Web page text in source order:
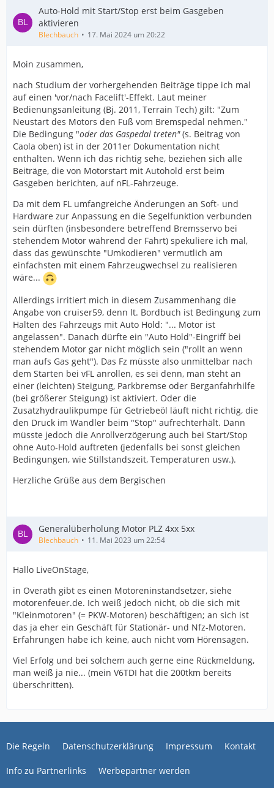
Auto-Hold mit Start/Stop erst beim Gasgeben
aktivieren
Blechbauch 17. Mai 2024 um 20:22
Moin zusammen,
nach Studium der vorhergehenden Beiträge tippe ich mal
auf einen 'vor/nach Facelift'-Effekt. Laut meiner
Bedienungsanleitung (Bj. 2011, Terrain Tech) gilt: "Zum
Neustart des Motors den Fuß vom Bremspedal nehmen."
Die Bedingung "oder das Gaspedal treten"(s. Beitrag von
Caola oben) ist in der 2011er Dokumentation nicht
enthalten. Wenn ich das richtig sehe, beziehen sich alle
Beiträge, die von Motorstart mit Autohold erst beim
Gasgeben berichten, auf nFL-Fahrzeuge.
Da mit dem FL umfangreiche Änderungen an Soft- und
Hardware zur Anpassung en die Segelfunktion verbunden
sein dürften (insbesondere betreffend Bremsservo bei
stehendem Motor während der Fahrt) spekuliere ich mal,
dass das gewünschte "Umkodieren" vermutlich am
einfachsten mit einem Fahrzeugwechsel zu realisieren
wäre...
Allerdings irritiert mich in diesem Zusammenhang die
Angabe von cruiser59, denn lt. Bordbuch ist Bedingung zum
Halten des Fahrzeugs mit Auto Hold: "... Motor ist
angelassen". Danach dürfte ein "Auto Hold"-Eingriff bei
stehendem Motor gar nicht möglich sein ("rollt an wenn
man aufs Gas geht"). Das Fz müsste also unmittelbar nach
dem Starten bei vFL anrollen, es sei denn, man steht an
einer (leichten) Steigung, Parkbremse oder Berganfahrhilfe
(bei größerer Steigung) ist aktiviert. Oder die
Zusatzhydraulikpumpe für Getriebeöl läuft nicht richtig, die
den Druck im Wandler beim "Stop" aufrechterhält. Dann
müsste jedoch die Anrollverzögerung auch bei Start/Stop
ohne Auto-Hold auftreten (jedenfalls bei sonst gleichen
Bedingungen, wie Stillstandszeit, Temperaturen usw.).
Herzliche Grüße aus dem Bergischen
Generalüberholung Motor PLZ 4xx 5xx
Blechbauch 11. Mai 2023 um 22:54
Hallo LiveOnStage,
in Overath gibt es einen Motoreninstandsetzer, siehe
motorenfeuer.de. Ich weiß jedoch nicht, ob die sich mit
"Kleinmotoren" (= PKW-Motoren) beschäftigen; an sich ist
das ja eher ein Geschäft für Stationär- und Nfz-Motoren.
Erfahrungen habe ich keine, auch nicht vom Hörensagen.
Viel Erfolg und bei solchem auch gerne eine Rückmeldung,
man weiß ja nie... (mein V6TDI hat die 200tkm bereits
überschritten).
Die Regeln Datenschutzerklärung Impressum Kontakt
Info zu Partnerlinks Werbepartner werden